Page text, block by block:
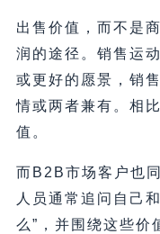
出售价值，而不是
润的途径。销售运
或更好的愿景，销
情或两者兼有。相
值。
而B2B市场客户也
人员通常追问自己
么”，并围绕这些价